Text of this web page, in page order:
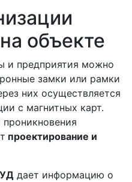
объекте
и предприятия можно
замки или рамки
них осуществляется
с магнитных карт.
проектирование и
дает информацию о